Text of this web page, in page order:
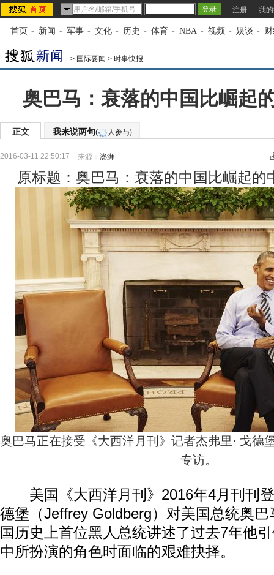
注册 我
首页 - 新闻 - 军事 - 文化 - 历史 - 体育 - NBA - 视频 - 娱谈 -
> 国际要闻 > 时事快报
奥巴马：衰落的中国比崛起
正文 我来说两句( 人参与)
2016-03-11 22:50:17 来源： 澎湃
原标题：奥巴马：衰落的中国比崛起的
奥巴马正在接受《大西洋月刊》记者杰弗里· 戈德
专访。
美国《大西洋月刊》2016年4月刊刊登
德堡（Jeffrey Goldberg）对美国总统奥
国历史上首位黑人总统讲述了过去7年他
中所扮演的角色时面临的艰难抉择。